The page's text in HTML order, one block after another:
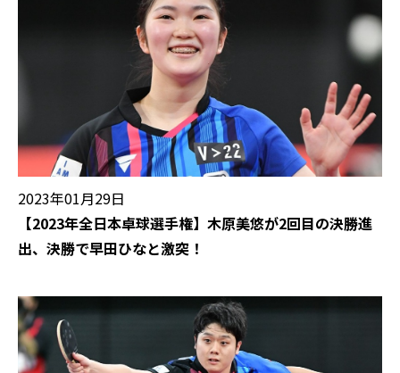
2023年01月29日
【2023年全日本卓球選手権】木原美悠が2回目の決勝進
出、決勝で早田ひなと激突！